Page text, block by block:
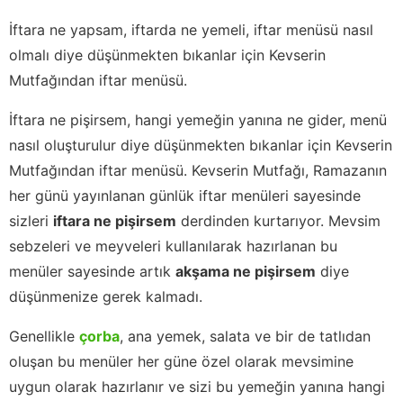
İftara ne yapsam, iftarda ne yemeli, iftar menüsü nasıl
olmalı diye düşünmekten bıkanlar için Kevserin
Mutfağından iftar menüsü.
İftara ne pişirsem, hangi yemeğin yanına ne gider, menü
nasıl oluşturulur diye düşünmekten bıkanlar için Kevserin
Mutfağından iftar menüsü. Kevserin Mutfağı, Ramazanın
her günü yayınlanan günlük iftar menüleri sayesinde
sizleri iftara ne pişirsem derdinden kurtarıyor. Mevsim
sebzeleri ve meyveleri kullanılarak hazırlanan bu
menüler sayesinde artık akşama ne pişirsem diye
düşünmenize gerek kalmadı.
Genellikle çorba, ana yemek, salata ve bir de tatlıdan
oluşan bu menüler her güne özel olarak mevsimine
uygun olarak hazırlanır ve sizi bu yemeğin yanına hangi